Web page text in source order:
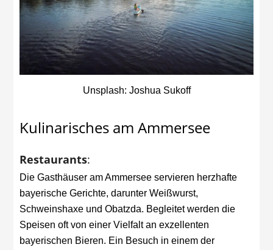
Unsplash: Joshua Sukoff
Kulinarisches am Ammersee
Restaurants:
Die Gasthäuser am Ammersee servieren herzhafte
bayerische Gerichte, darunter Weißwurst,
Schweinshaxe und Obatzda. Begleitet werden die
Speisen oft von einer Vielfalt an exzellenten
bayerischen Bieren. Ein Besuch in einem der